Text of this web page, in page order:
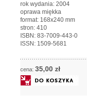
rok wydania: 2004
oprawa miękka
format: 168x240 mm
stron: 410
ISBN: 83-7009-443-0
ISSN: 1509-5681
cena: 35,00 zł